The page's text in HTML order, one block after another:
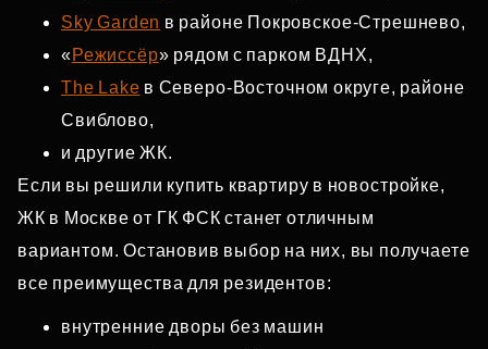
Sky Garden в районе Покровское‑Стрешнево,
«Режиссёр» рядом с парком ВДНХ,
The Lake в Северо‑Восточном округе, районе
Свиблово,
и другие ЖК.
Если вы решили купить квартиру в новостройке,
ЖК в Москве от ГК ФСК станет отличным
вариантом. Остановив выбор на них, вы получаете
все преимущества для резидентов:
внутренние дворы без машин